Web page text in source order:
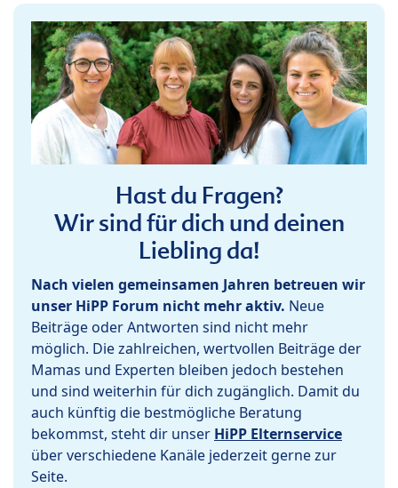
Hast du Fragen?
Wir sind für dich und deinen
Liebling da!
Nach vielen gemeinsamen Jahren betreuen wir
unser HiPP Forum nicht mehr aktiv. Neue
Beiträge oder Antworten sind nicht mehr
möglich. Die zahlreichen, wertvollen Beiträge der
Mamas und Experten bleiben jedoch bestehen
und sind weiterhin für dich zugänglich. Damit du
auch künftig die bestmögliche Beratung
bekommst, steht dir unser HiPP Elternservice
über verschiedene Kanäle jederzeit gerne zur
Seite.